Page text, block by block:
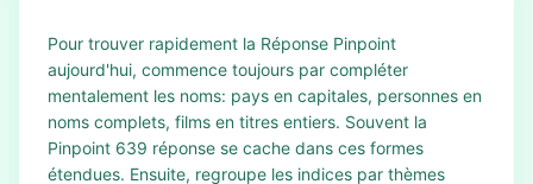
Pour trouver rapidement la Réponse Pinpoint
aujourd'hui, commence toujours par compléter
mentalement les noms: pays en capitales, personnes en
noms complets, films en titres entiers. Souvent la
Pinpoint 639 réponse se cache dans ces formes
étendues. Ensuite, regroupe les indices par thèmes